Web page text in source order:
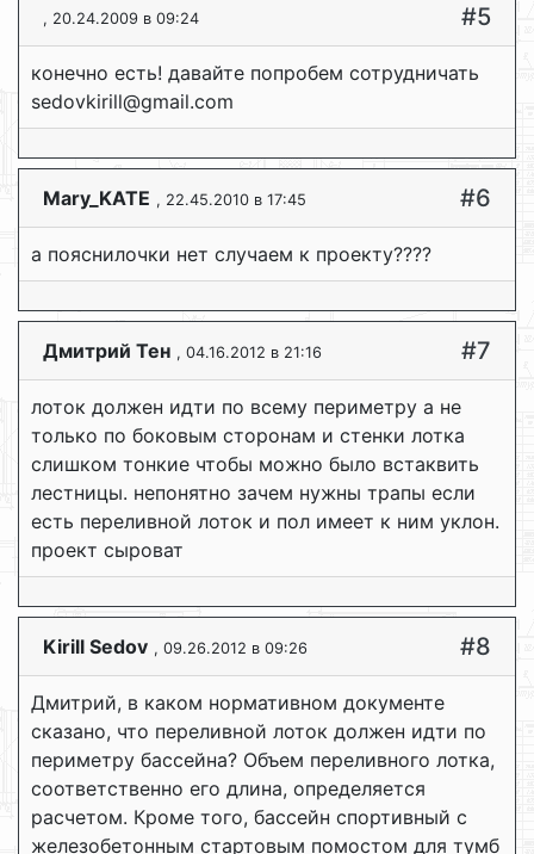
, 20.24.2009 в 09:24 #5
конечно есть! давайте попробем сотрудничать
sedovkirill@gmail.com
Mary_KATE , 22.45.2010 в 17:45 #6
а пояснилочки нет случаем к проекту????
Дмитрий Тен , 04.16.2012 в 21:16 #7
лоток должен идти по всему периметру а не
только по боковым сторонам и стенки лотка
слишком тонкие чтобы можно было встаквить
лестницы. непонятно зачем нужны трапы если
есть переливной лоток и пол имеет к ним уклон.
проект сыроват
Kirill Sedov , 09.26.2012 в 09:26 #8
Дмитрий, в каком нормативном документе
сказано, что переливной лоток должен идти по
периметру бассейна? Объем переливного лотка,
соответственно его длина, определяется
расчетом. Кроме того, бассейн спортивный с
железобетонным стартовым помостом для тумб